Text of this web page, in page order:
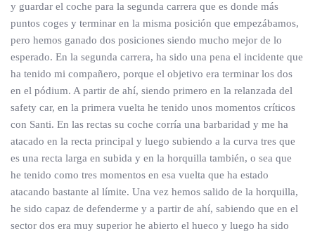
y guardar el coche para la segunda carrera que es donde más
puntos coges y terminar en la misma posición que empezábamos,
pero hemos ganado dos posiciones siendo mucho mejor de lo
esperado. En la segunda carrera, ha sido una pena el incidente que
ha tenido mi compañero, porque el objetivo era terminar los dos
en el pódium. A partir de ahí, siendo primero en la relanzada del
safety car, en la primera vuelta he tenido unos momentos críticos
con Santi. En las rectas su coche corría una barbaridad y me ha
atacado en la recta principal y luego subiendo a la curva tres que
es una recta larga en subida y en la horquilla también, o sea que
he tenido como tres momentos en esa vuelta que ha estado
atacando bastante al límite. Una vez hemos salido de la horquilla,
he sido capaz de defenderme y a partir de ahí, sabiendo que en el
sector dos era muy superior he abierto el hueco y luego ha sido